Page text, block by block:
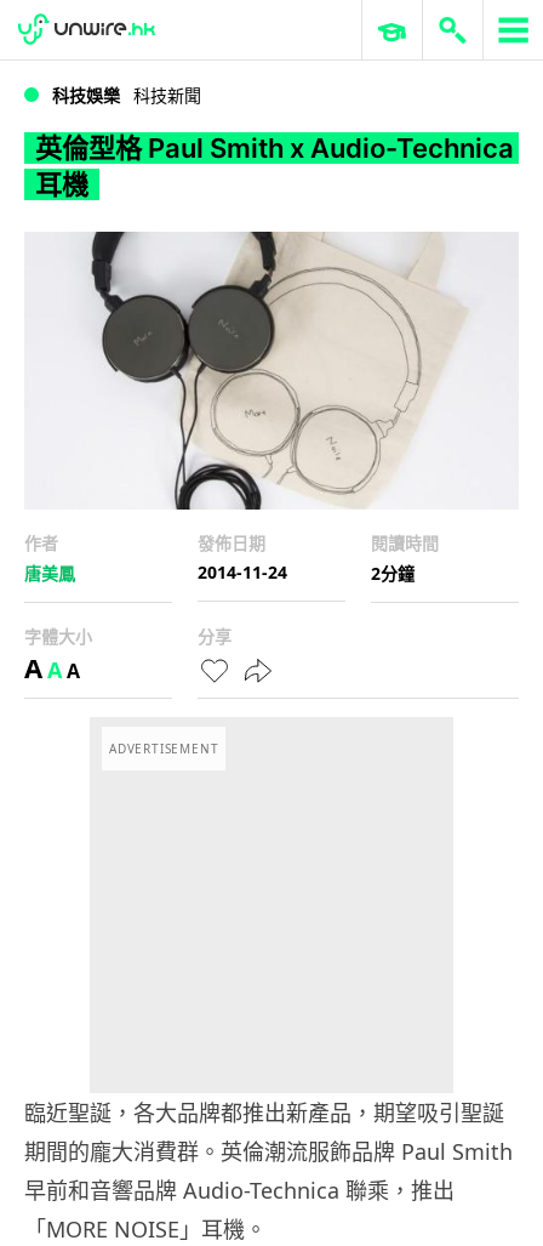
WWDC 2026 ERP 與商業 AI
科技娛樂 科技新聞
英倫型格 Paul Smith x Audio-Technica
耳機
作者
唐美鳳
發佈日期
2014-11-24
閱讀時間
2分鐘
字體大小
AAA
分享
ADVERTISEMENT
臨近聖誕，各大品牌都推出新產品，期望吸引聖誕
期間的龐大消費群。英倫潮流服飾品牌 Paul Smith
早前和音響品牌 Audio-Technica 聯乘，推出
「MORE NOISE」耳機。